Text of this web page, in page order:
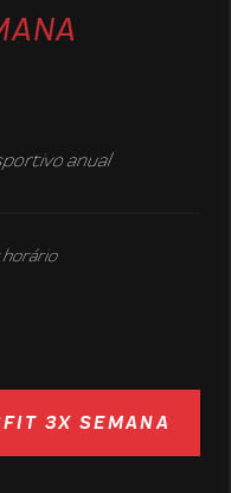
anual
horário
3X SEMANA